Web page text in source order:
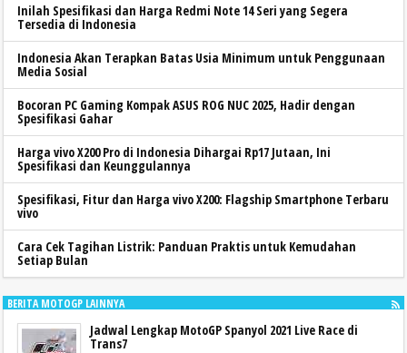
Inilah Spesifikasi dan Harga Redmi Note 14 Seri yang Segera
Tersedia di Indonesia
Indonesia Akan Terapkan Batas Usia Minimum untuk Penggunaan
Media Sosial
Bocoran PC Gaming Kompak ASUS ROG NUC 2025, Hadir dengan
Spesifikasi Gahar
Harga vivo X200 Pro di Indonesia Dihargai Rp17 Jutaan, Ini
Spesifikasi dan Keunggulannya
Spesifikasi, Fitur dan Harga vivo X200: Flagship Smartphone Terbaru
vivo
Cara Cek Tagihan Listrik: Panduan Praktis untuk Kemudahan
Setiap Bulan
BERITA MOTOGP LAINNYA
Jadwal Lengkap MotoGP Spanyol 2021 Live Race di
Trans7